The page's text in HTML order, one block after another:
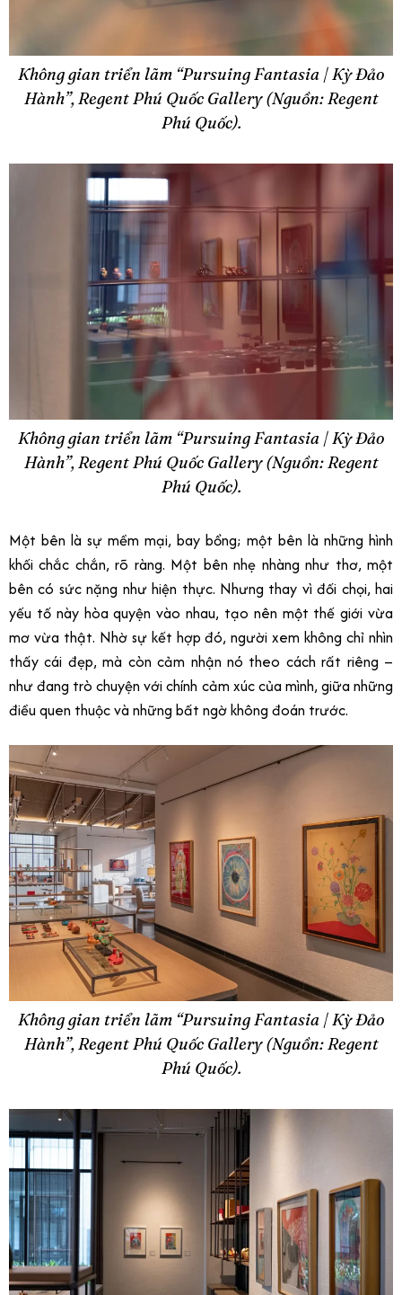
Không gian triển lãm “Pursuing Fantasia | Kỳ Đảo
Hành”, Regent Phú Quốc Gallery (Nguồn: Regent
Phú Quốc).
Không gian triển lãm “Pursuing Fantasia | Kỳ Đảo
Hành”, Regent Phú Quốc Gallery (Nguồn: Regent
Phú Quốc).
Một bên là sự mềm mại, bay bổng; một bên là những hình
khối chắc chắn, rõ ràng. Một bên nhẹ nhàng như thơ, một
bên có sức nặng như hiện thực. Nhưng thay vì đối chọi, hai
yếu tố này hòa quyện vào nhau, tạo nên một thế giới vừa
mơ vừa thật. Nhờ sự kết hợp đó, người xem không chỉ nhìn
thấy cái đẹp, mà còn cảm nhận nó theo cách rất riêng –
như đang trò chuyện với chính cảm xúc của mình, giữa những
điều quen thuộc và những bất ngờ không đoán trước.
Không gian triển lãm “Pursuing Fantasia | Kỳ Đảo
Hành”, Regent Phú Quốc Gallery (Nguồn: Regent
Phú Quốc).